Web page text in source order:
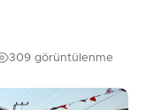
309 görüntülenme